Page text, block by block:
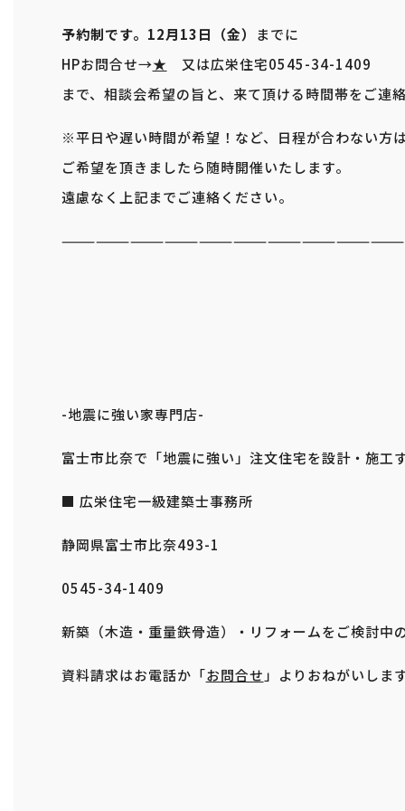
予約制です。12月13日（金）
までに
HPお問合せ→★ 又は広栄住宅0545-34-1409
まで、相談会希望の旨と、来て頂ける時間帯をご連絡
※平日や遅い時間が希望！など、日程が合わない方
ご希望を頂きましたら随時開催いたします。
遠慮なく上記までご連絡ください。
-地震に強い家専門店-
富士市比奈で「地震に強い」注文住宅を設計・施工
■ 広栄住宅一級建築士事務所
静岡県富士市比奈493-1
0545-34-1409
新築（木造・重量鉄骨造）・リフォームをご検討中
資料請求はお電話か「お問合せ 」よりおねがいしま